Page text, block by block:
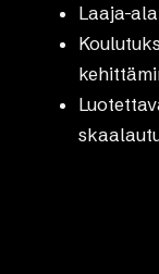
Laaja-